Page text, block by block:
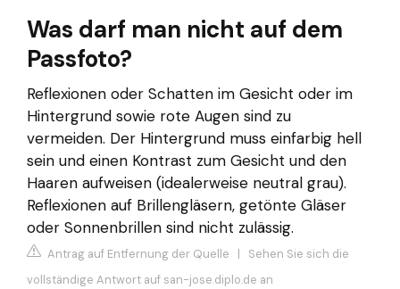
Was darf man nicht auf dem
Passfoto?
Reflexionen oder Schatten im Gesicht oder im
Hintergrund sowie rote Augen sind zu
vermeiden. Der Hintergrund muss einfarbig hell
sein und einen Kontrast zum Gesicht und den
Haaren aufweisen (idealerweise neutral grau).
Reflexionen auf Brillengläsern, getönte Gläser
oder Sonnenbrillen sind nicht zulässig.
Antrag auf Entfernung der Quelle | Sehen Sie sich die
vollständige Antwort auf san-jose.diplo.de an